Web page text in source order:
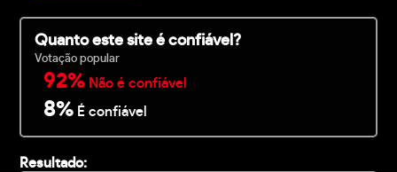
Quanto este site é confiável?
Votação popular
92% Não é confiável
8% É confiável
Resultado: